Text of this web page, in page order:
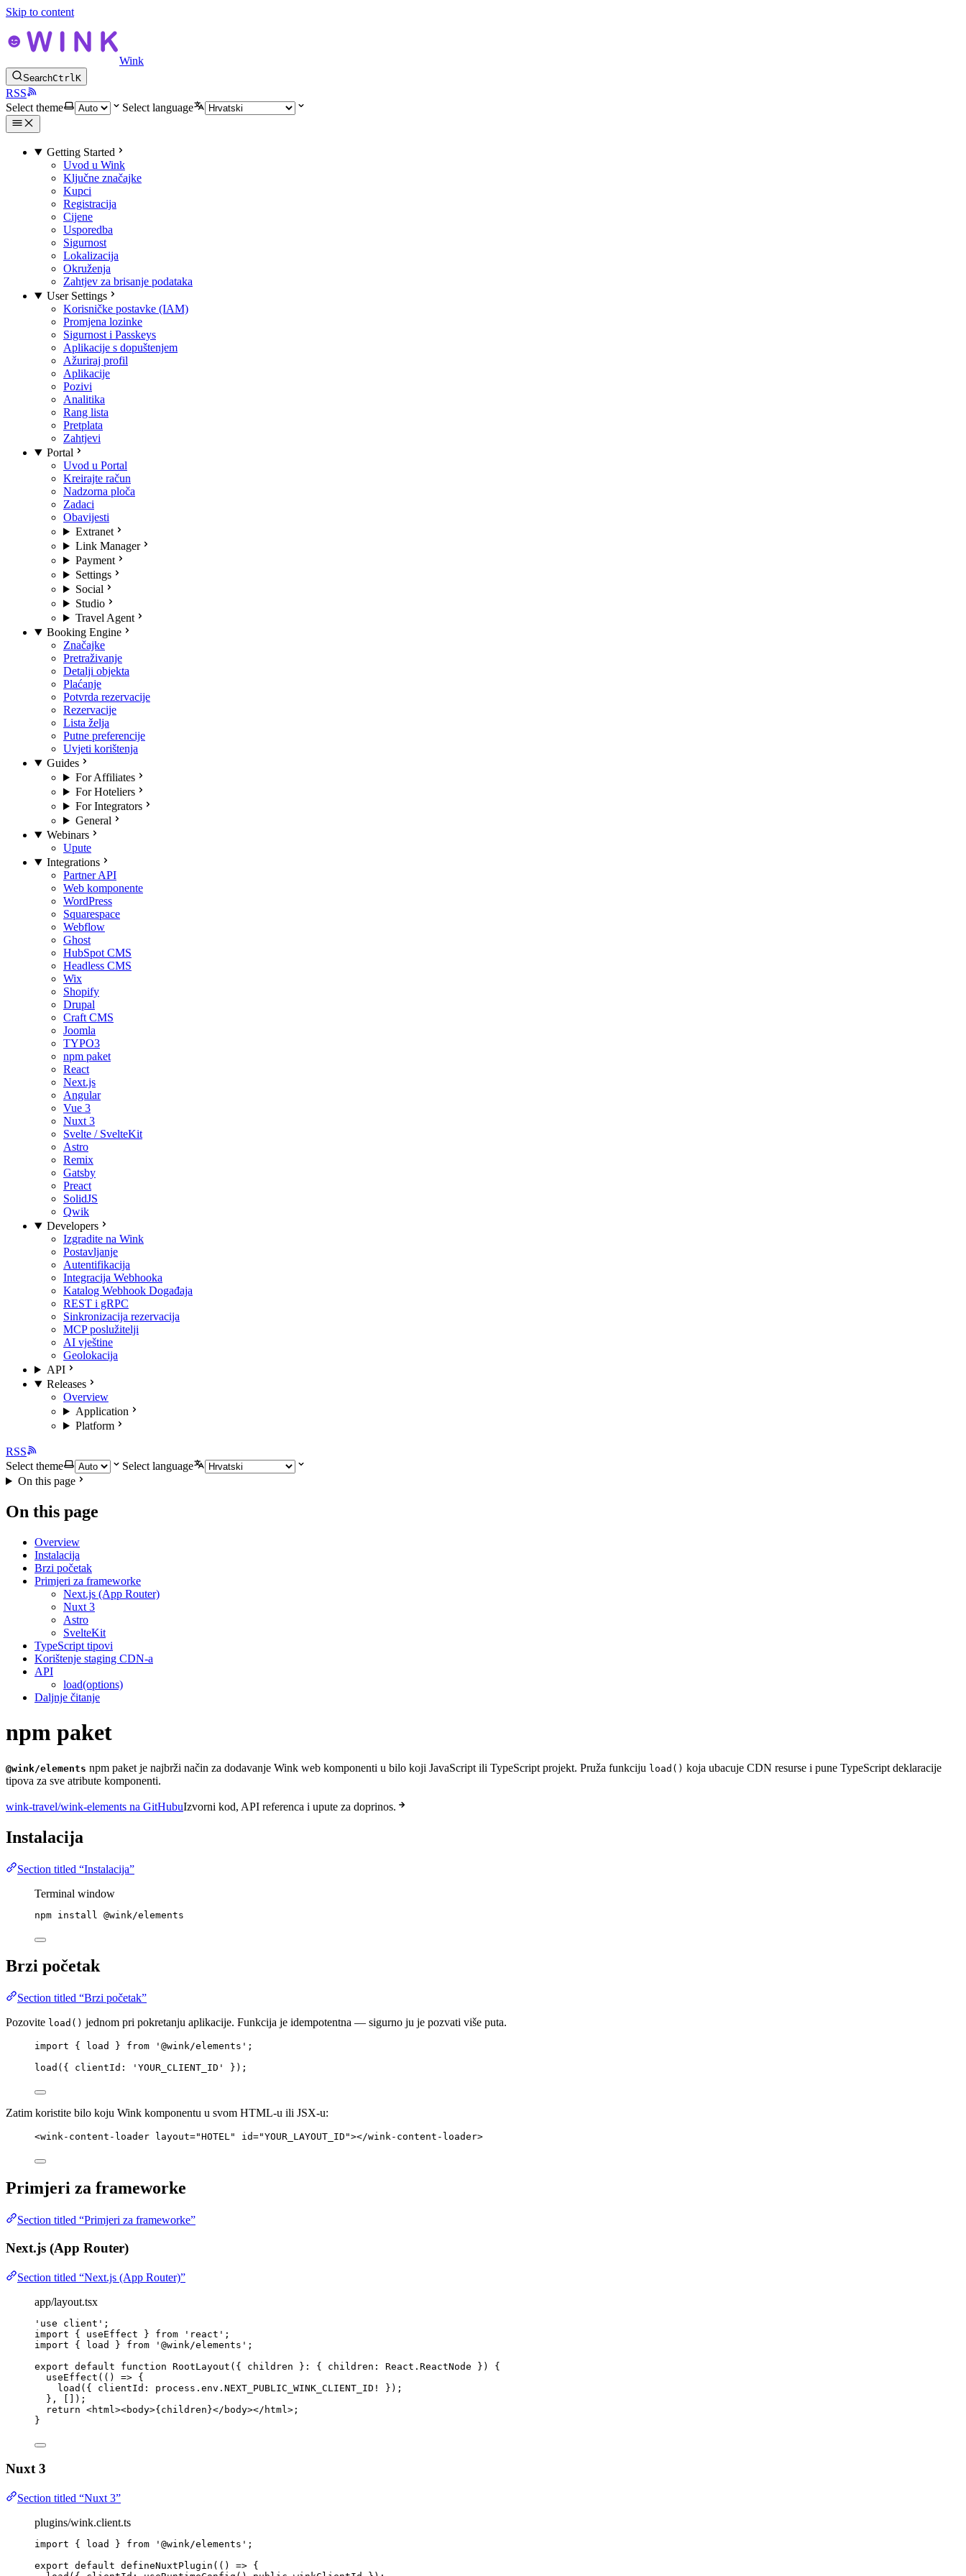
Skip to content
Wink
SearchCtrlK
RSS
Select theme
Select language
Getting Started
Uvod u Wink
Ključne značajke
Kupci
Registracija
Cijene
Usporedba
Sigurnost
Lokalizacija
Okruženja
Zahtjev za brisanje podataka
User Settings
Korisničke postavke (IAM)
Promjena lozinke
Sigurnost i Passkeys
Aplikacije s dopuštenjem
Ažuriraj profil
Aplikacije
Pozivi
Analitika
Rang lista
Pretplata
Zahtjevi
Portal
Uvod u Portal
Kreirajte račun
Nadzorna ploča
Zadaci
Obavijesti
Extranet
Link Manager
Payment
Settings
Social
Studio
Travel Agent
Booking Engine
Značajke
Pretraživanje
Detalji objekta
Plaćanje
Potvrda rezervacije
Rezervacije
Lista želja
Putne preferencije
Uvjeti korištenja
Guides
For Affiliates
For Hoteliers
For Integrators
General
Webinars
Upute
Integrations
Partner API
Web komponente
WordPress
Squarespace
Webflow
Ghost
HubSpot CMS
Headless CMS
Wix
Shopify
Drupal
Craft CMS
Joomla
TYPO3
npm paket
React
Next.js
Angular
Vue 3
Nuxt 3
Svelte / SvelteKit
Astro
Remix
Gatsby
Preact
SolidJS
Qwik
Developers
Izgradite na Wink
Postavljanje
Autentifikacija
Integracija Webhooka
Katalog Webhook Događaja
REST i gRPC
Sinkronizacija rezervacija
MCP poslužitelji
AI vještine
Geolokacija
API
Releases
Overview
Application
Platform
RSS
Select theme
Select language
On this page
On this page
Overview
Instalacija
Brzi početak
Primjeri za frameworke
Next.js (App Router)
Nuxt 3
Astro
SvelteKit
TypeScript tipovi
Korištenje staging CDN-a
API
load(options)
Daljnje čitanje
npm paket
@wink/elements npm paket je najbrži način za dodavanje Wink web komponenti u bilo koji JavaScript ili TypeScript projekt. Pruža funkciju load() koja ubacuje CDN resurse i pune TypeScript deklaracije
tipova za sve atribute komponenti.
wink-travel/wink-elements na GitHubuIzvorni kod, API referenca i upute za doprinos.
Instalacija
Section titled “Instalacija”
Terminal window
npm install @wink/elements
Brzi početak
Section titled “Brzi početak”
Pozovite load() jednom pri pokretanju aplikacije. Funkcija je idempotentna — sigurno ju je pozvati više puta.
import { load } from ' @wink/elements ' ;
load ({ clientId: ' YOUR_CLIENT_ID ' });
Zatim koristite bilo koju Wink komponentu u svom HTML-u ili JSX-u:
<wink-content-loader layout="HOTEL" id="YOUR_LAYOUT_ID "></wink-content-loader>
Primjeri za frameworke
Section titled “Primjeri za frameworke”
Next.js (App Router)
Section titled “Next.js (App Router)”
app/layout.tsx
' use client ' ;
import { useEffect } from ' react ' ;
import { load } from ' @wink/elements ' ;
export default function RootLayout ( { children } : { children : React . ReactNode } )
{
useEffect ( () => {
load ({ clientId: process . env . NEXT_PUBLIC_WINK_CLIENT_ID !
});
} ,
[]);
return <html ><body>{children}</ body></ html > ;
}
Nuxt 3
Section titled “Nuxt 3”
plugins/wink.client.ts
import { load } from ' @wink/elements ' ;
export default defineNuxtPlugin ( () => {